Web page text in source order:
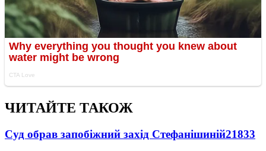
ЧИТАЙТЕ ТАКОЖ
Суд обрав запобіжний захід Стефанішиній21833